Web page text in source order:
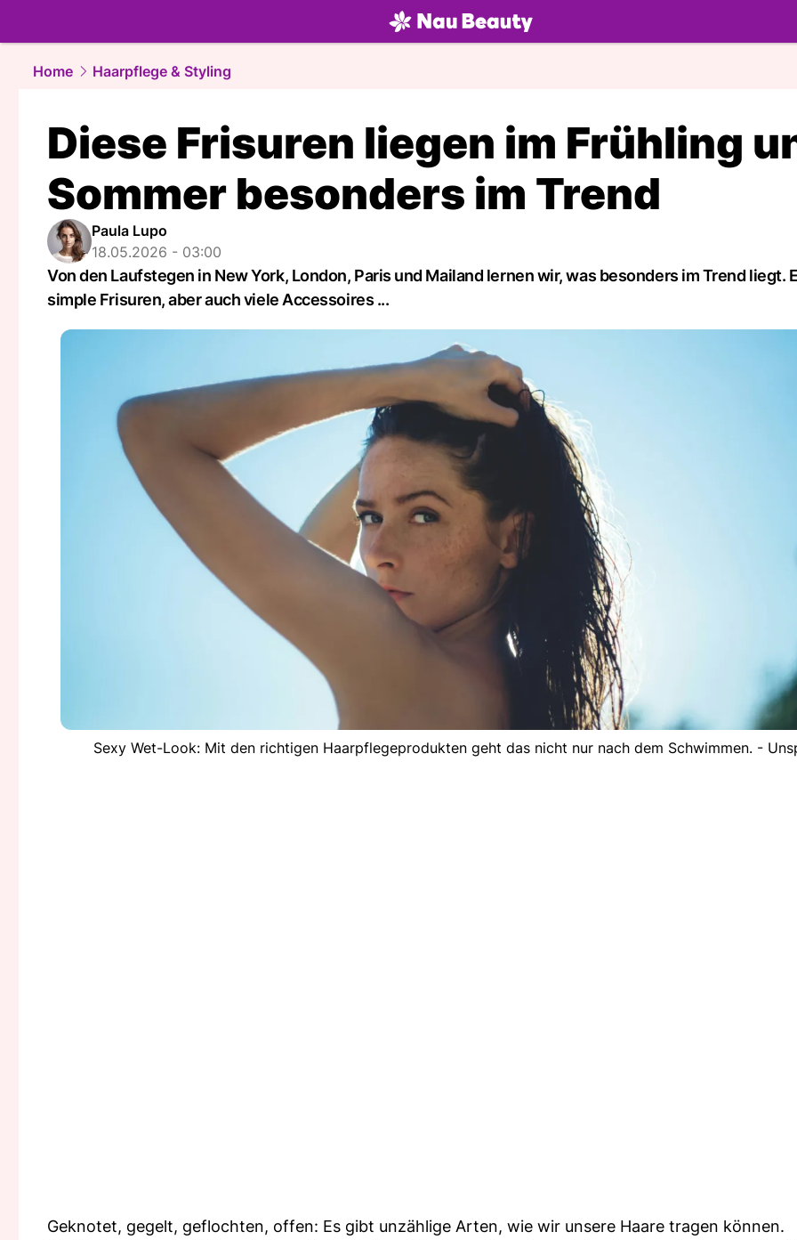
beauty.NAU.ch
Home
Haarpflege & Styling
Diese Frisuren liegen im Frühling
Sommer besonders im Trend
Paula Lupo
18.05.2026 - 03:00
Von den Laufstegen in New York, London, Paris und Mailand lernen wir, was besonders im Trend liegt.
simple Frisuren, aber auch viele Accessoires ...
Sexy Wet-Look: Mit den richtigen Haarpflegeprodukten geht das nicht nur nach dem Schwimmen. -
Geknotet, gegelt, geflochten, offen: Es gibt unzählige Arten, wie wir unsere Haare tragen können.